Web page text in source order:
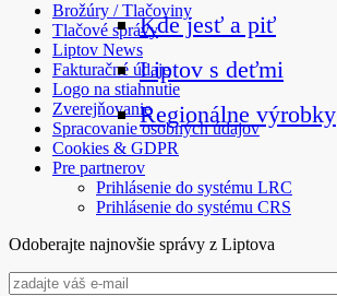
Kde jesť a piť
Liptov s deťmi
Regionálne výrobky
Brožúry / Tlačoviny
Tlačové správy
Liptov News
Fakturačné údaje
Logo na stiahnutie
Zverejňovanie
Spracovanie osobných údajov
Cookies & GDPR
Pre partnerov
Prihlásenie do systému LRC
Prihlásenie do systému CRS
Odoberajte najnovšie správy z Liptova